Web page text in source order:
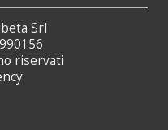
Srl
riservati